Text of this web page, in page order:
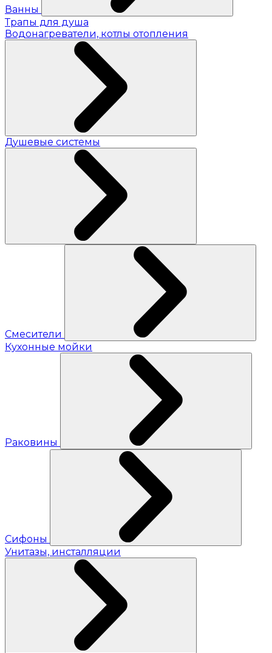
Ванны
Трапы для душа
Водонагреватели, котлы отопления
Душевые системы
Смесители
Кухонные мойки
Раковины
Сифоны
Унитазы, инсталляции